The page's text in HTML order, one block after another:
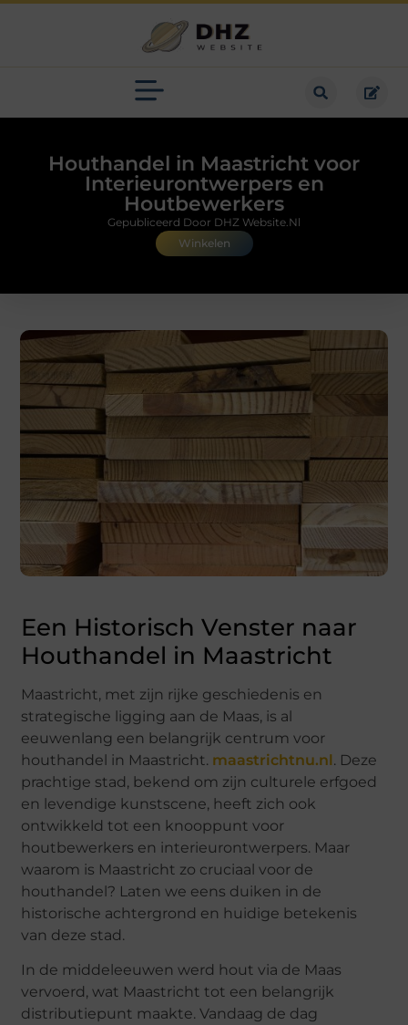
Houthandel in Maastricht voor
Interieurontwerpers en
Houtbewerkers
Winkelen
Gepubliceerd Door DHZ Website.nl
Een Historisch Venster naar
Houthandel in Maastricht
Maastricht, met zijn rijke geschiedenis en
strategische ligging aan de Maas, is al
eeuwenlang een belangrijk centrum voor
houthandel in Maastricht. maastrichtnu.nl. Deze
prachtige stad, bekend om zijn culturele erfgoed
en levendige kunstscene, heeft zich ook
ontwikkeld tot een knooppunt voor
houtbewerkers en interieurontwerpers. Maar
waarom is Maastricht zo cruciaal voor de
houthandel? Laten we eens duiken in de
historische achtergrond en huidige betekenis
van deze stad.
In de middeleeuwen werd hout via de Maas
vervoerd, wat Maastricht tot een belangrijk
distributiepunt maakte. Vandaag de dag